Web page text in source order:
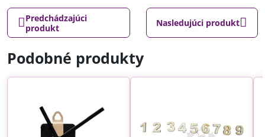
Predchádzajúci
produkt
Nasledujúci produkt
Podobné produkty